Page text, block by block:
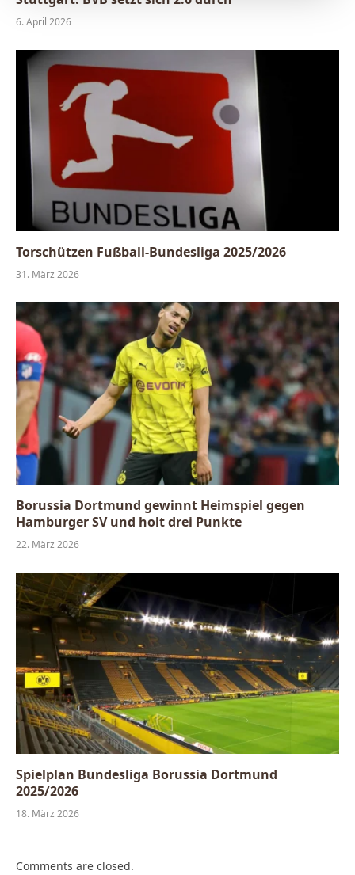
6. April 2026
Torschützen Fußball-Bundesliga 2025/2026
31. März 2026
Borussia Dortmund gewinnt Heimspiel gegen
Hamburger SV und holt drei Punkte
22. März 2026
Spielplan Bundesliga Borussia Dortmund
2025/2026
18. März 2026
Comments are closed.